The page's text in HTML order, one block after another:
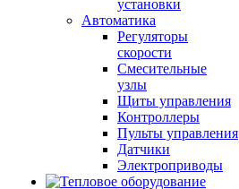
установки
Автоматика
Регуляторы
скорости
Смесительные
узлы
Щиты управления
Контроллеры
Пульты управления
Датчики
Электроприводы